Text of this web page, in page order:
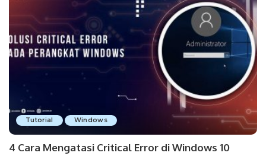
Tutorial Windows
4 Cara Mengatasi Critical Error di Windows 10